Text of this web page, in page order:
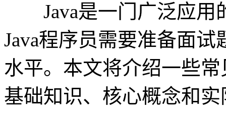
Java是一门广泛应用
Java程序员需要准备面
水平。本文将介绍一些
基础知识、核心概念和